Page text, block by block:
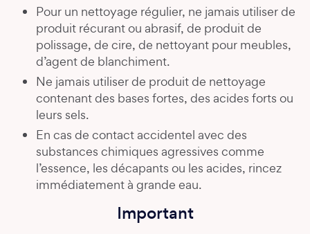
Pour un nettoyage régulier, ne jamais utiliser de
produit récurant ou abrasif, de produit de
polissage, de cire, de nettoyant pour meubles,
d’agent de blanchiment.
Ne jamais utiliser de produit de nettoyage
contenant des bases fortes, des acides forts ou
leurs sels.
En cas de contact accidentel avec des
substances chimiques agressives comme
l’essence, les décapants ou les acides, rincez
immédiatement à grande eau.
Important